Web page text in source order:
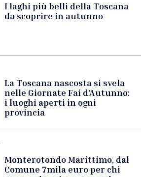
I laghi più belli della Toscana
da scoprire in autunno
La Toscana nascosta si svela
nelle Giornate Fai d’Autunno:
i luoghi aperti in ogni
provincia
Monterotondo Marittimo, dal
Comune 7mila euro per chi